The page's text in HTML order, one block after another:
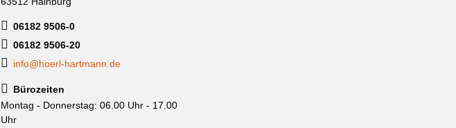
06182 9506-0
06182 9506-20
info@hoerl-hartmann.de
Bürozeiten
Montag - Donnerstag: 06.00 Uhr - 17.00
Uhr